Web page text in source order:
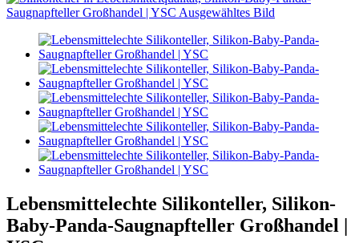
Lebensmittelechte Silikonteller, Silikon-
Baby-Panda-Saugnapfteller Großhandel |